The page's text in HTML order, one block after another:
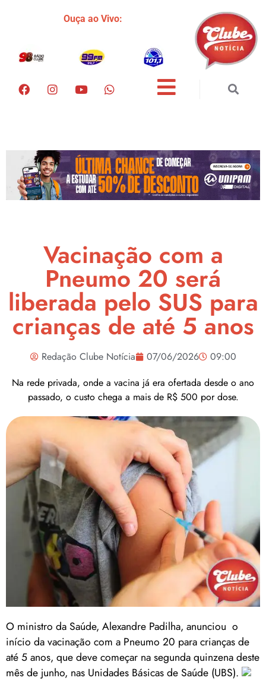
Ouça ao Vivo:
Vacinação com a
Pneumo 20 será
liberada pelo SUS para
crianças de até 5 anos
Redação Clube Notícia 07/06/2026
09:00
Na rede privada, onde a vacina já era ofertada desde o ano
passado, o custo chega a mais de R$ 500 por dose.
O ministro da Saúde, Alexandre Padilha, anunciou o
início da vacinação com a Pneumo 20 para crianças de
até 5 anos, que deve começar na segunda quinzena deste
mês de junho, nas Unidades Básicas de Saúde (UBS).